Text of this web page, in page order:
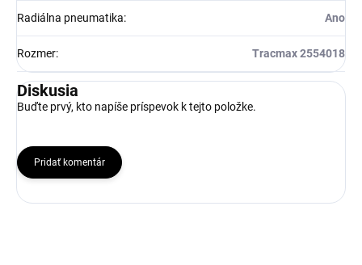
Radiálna pneumatika: Ano
Rozmer: Tracmax 2554018
Diskusia
Buďte prvý, kto napíše príspevok k tejto položke.
Pridať komentár